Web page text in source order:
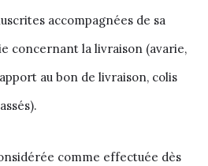
accompagnées de sa
concernant la livraison (avarie,
au bon de livraison, colis
comme effectuée dès